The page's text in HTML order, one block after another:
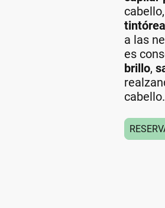
a las
es
brillo,
cabello.